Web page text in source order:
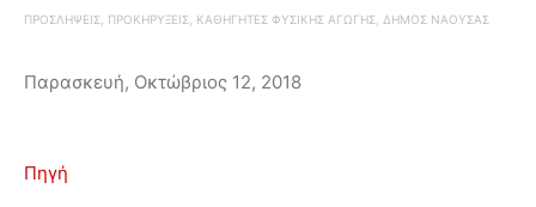
ΠΡΟΣΛΗΨΕΙΣ, ΠΡΟΚΗΡΥΞΕΙΣ, ΚΑΘΗΓΗΤΕΣ ΦΥΣΙΚΗΣ ΑΓΩΓΗΣ, ΔΗΜΟΣ ΝΑΟΥΣΑΣ
Παρασκευή, Οκτώβριος 12, 2018
Πηγή